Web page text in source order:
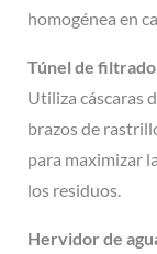
homogénea en
Túnel de filtrado
Utiliza cáscaras
brazos de
para maximizar
los residuos.
Hervidor de